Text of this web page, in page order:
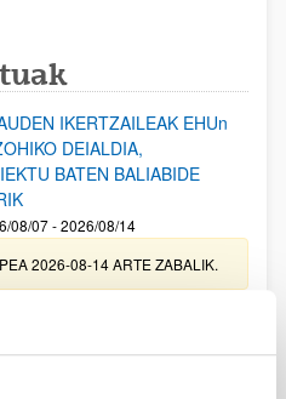
IKERTZAILEAK EHUn
DEIALDIA,
BATEN BALIABIDE
08/07 - 2026/08/14
2026-08-14 ARTE ZABALIK.
eta Funts Bibliografikoak